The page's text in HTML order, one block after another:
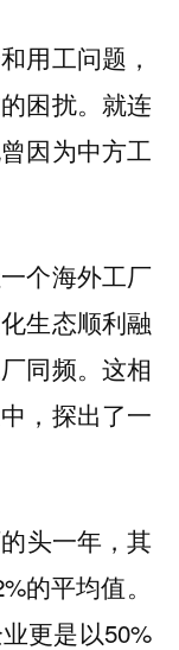
用工问题，
困扰。就连
因为中方工
个海外工厂
生态顺利融
同频。这相
，探出了一
头一年，其
的平均值。
更是以50%